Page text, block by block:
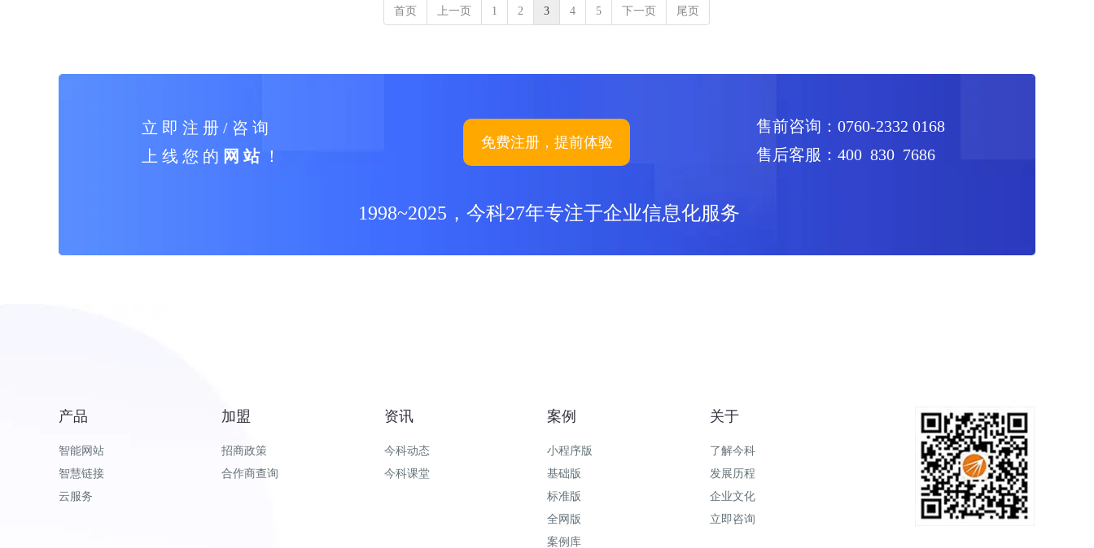
首页 上一页 1 2 3 4 5 下一页 尾页
售前咨询：0760-2332 0168
售后客服：400 830 7686
1998~2025，今科27年专注于企业信息化服务
立 即 注 册 / 咨 询
上 线 您 的 网 站！
免费注册，提前体验
产品
智能网站
智慧链接
云服务
加盟
招商政策
合作商查询
资讯
今科动态
今科课堂
案例
小程序版
基础版
标准版
全网版
案例库
关于
了解今科
发展历程
企业文化
立即咨询